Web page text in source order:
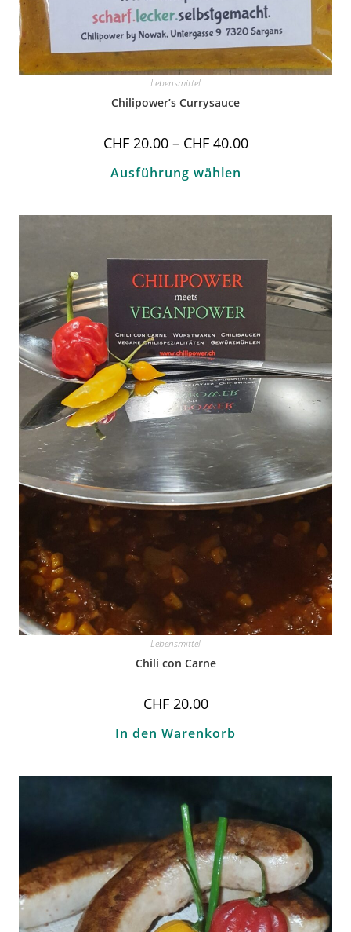
Lebensmittel
Chilipower’s Currysauce
CHF20.00 – CHF40.00
Ausführung wählen
Lebensmittel
Chili con Carne
CHF20.00
In den Warenkorb